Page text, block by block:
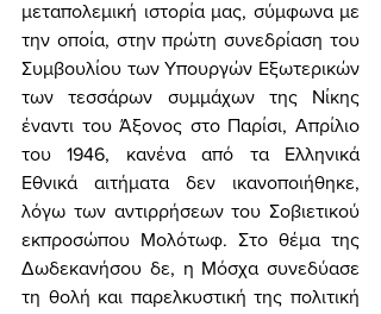
μεταπολεμική ιστορία μας, σύμφωνα με
την οποία, στην πρώτη συνεδρίαση του
Συμβουλίου των Υπουργών Εξωτερικών
των τεσσάρων συμμάχων της Νίκης
έναντι του Άξονος στο Παρίσι, Απρίλιο
του 1946, κανένα από τα Ελληνικά
Εθνικά αιτήματα δεν ικανοποιήθηκε,
λόγω των αντιρρήσεων του Σοβιετικού
εκπροσώπου Μολότωφ. Στο θέμα της
Δωδεκανήσου δε, η Μόσχα συνεδύασε
τη θολή και παρελκυστική της πολιτική